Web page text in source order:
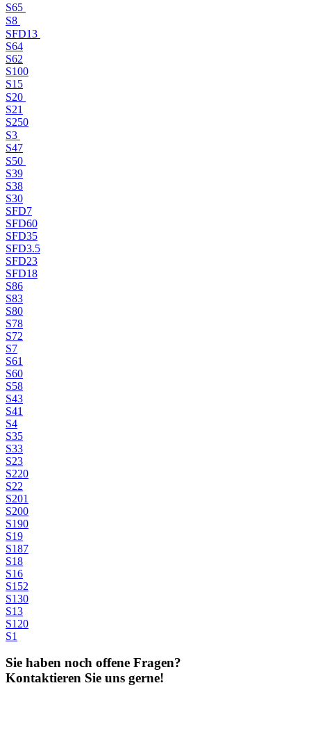
S65
S8
SFD13
S64
S62
S100
S15
S20
S21
S250
S3
S47
S50
S39
S38
S30
SFD7
SFD60
SFD35
SFD3.5
SFD23
SFD18
S86
S83
S80
S78
S72
S7
S61
S60
S58
S43
S41
S4
S35
S33
S23
S220
S22
S201
S200
S190
S19
S187
S18
S16
S152
S130
S13
S120
S1
Sie haben noch offene Fragen?
Kontaktieren Sie uns gerne!